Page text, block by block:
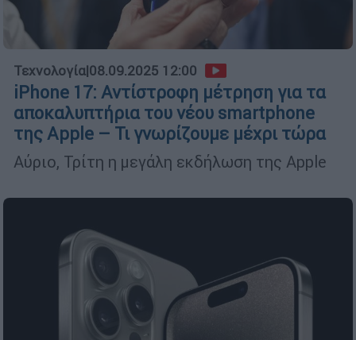
Τεχνολογία|08.09.2025 12:00
iPhone 17: Αντίστροφη μέτρηση για τα
αποκαλυπτήρια του νέου smartphone
της Apple – Τι γνωρίζουμε μέχρι τώρα
Αύριο, Τρίτη η μεγάλη εκδήλωση της Apple